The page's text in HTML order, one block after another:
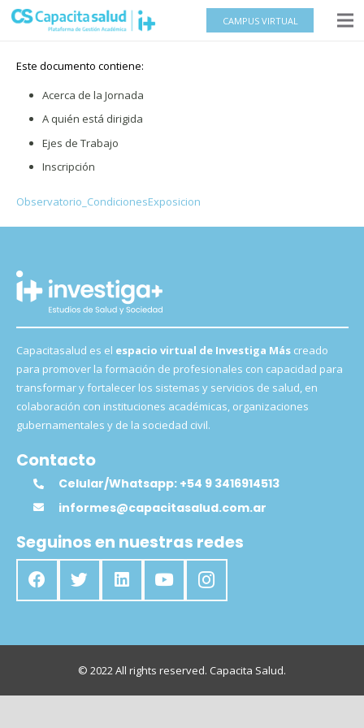
CAMPUS VIRTUAL
Este documento contiene:
Acerca de la Jornada
A quién está dirigida
Ejes de Trabajo
Inscripción
Observatorio_CondicionesExposicion
Capacitasalud es el espacio virtual de Investiga Máscreado
para promover la formación de profesionales con capacidad para
transformar y fortalecer los sistemas y servicios de salud, en
colaboración con instituciones académicas, organizaciones
gubernamentales y de la sociedad civil.
Contacto
Celular/Whatsapp: +54 9 3416914513
informes@capacitasalud.com.ar
Seguinos en nuestras redes
© 2022 All rights reserved. Capacita Salud.